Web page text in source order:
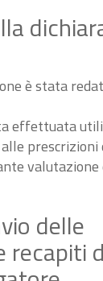
è stata
effettuata
delle
recapiti